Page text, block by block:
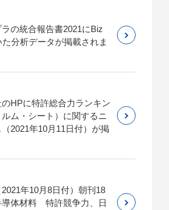
の統合報告書2021にBiz
分析データが掲載されま
HPに特許総合力ランキン
ム・シート）に関するニ
2021年10月11日付）が掲
年10月8日付）朝刊18
導体材料 特許競争力、日